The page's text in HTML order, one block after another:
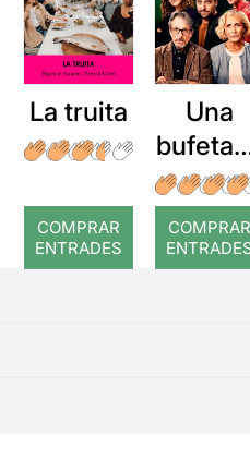
La truita
COMPRAR
ENTRADES
Una
a
COMPRAR